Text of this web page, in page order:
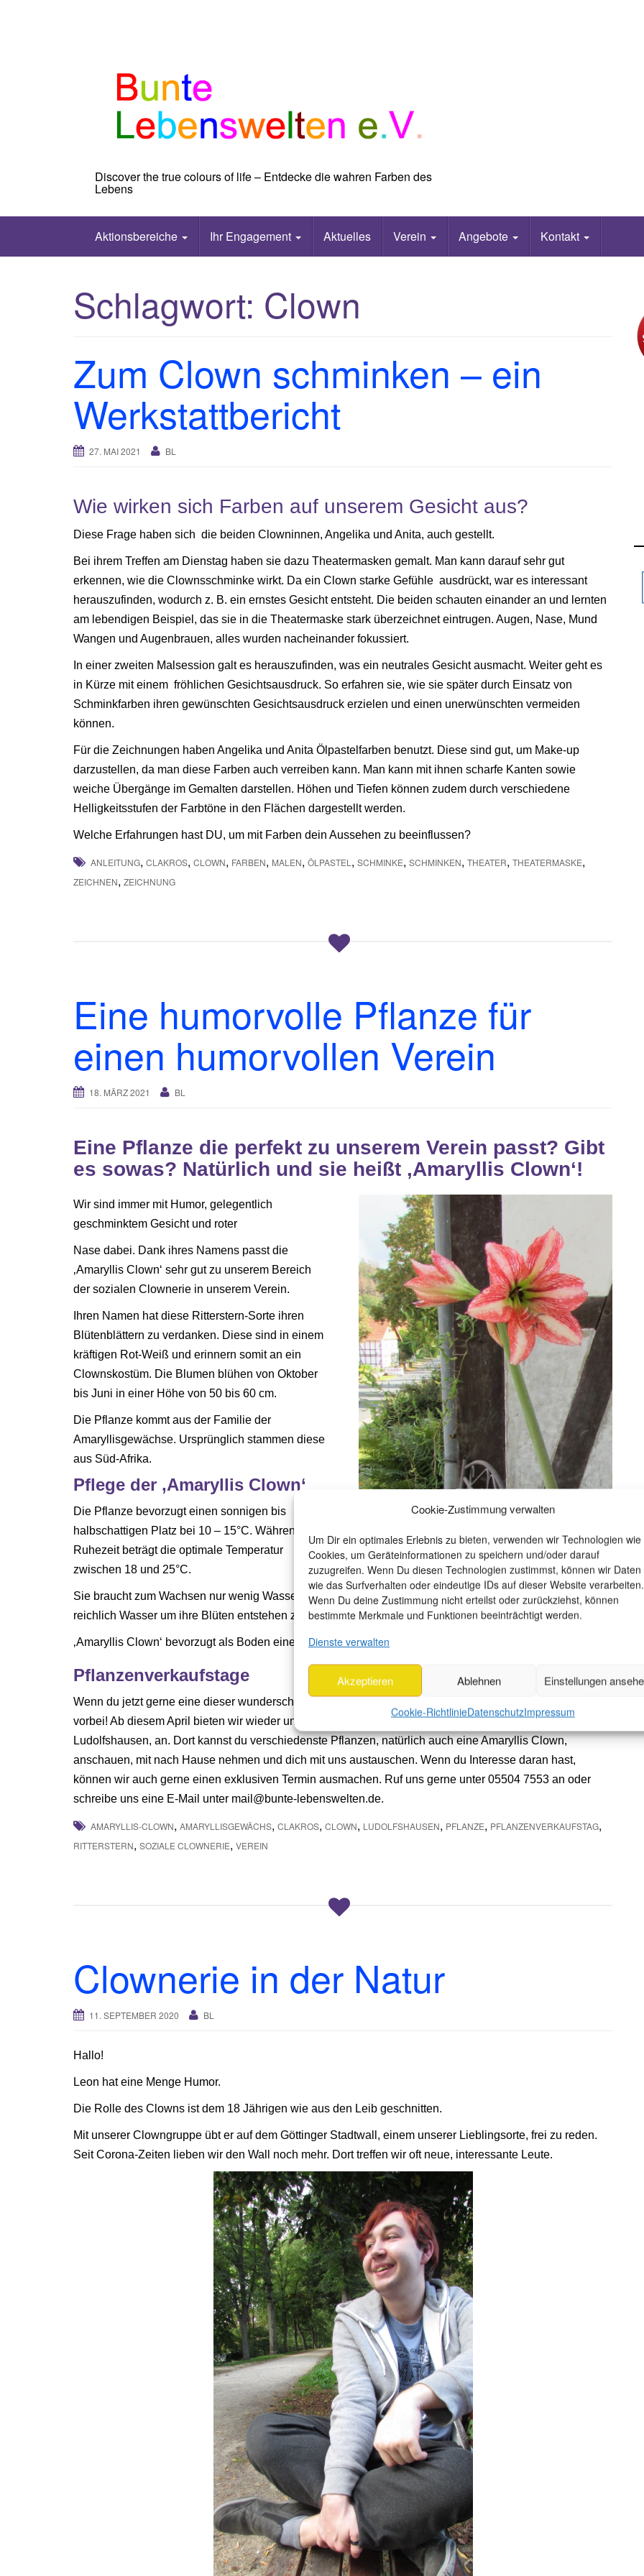
Cookie-Zustimmung verwalten
Um Dir ein optimales Erlebnis zu bieten, verwenden wir Technologien wie
Cookies, um Geräteinformationen zu speichern und/oder darauf
zuzugreifen. Wenn Du diesen Technologien zustimmst, können wir Daten
wie das Surfverhalten oder eindeutige IDs auf dieser Website verarbeiten.
Wenn Du deine Zustimmung nicht erteilst oder zurückziehst, können
bestimmte Merkmale und Funktionen beeinträchtigt werden.
Dienste verwalten
Akzeptieren Ablehnen Einstellungen
Cookie-RichtlinieDatenschutzImpressum
Discover the true colours of life – Entdecke die wahren Farben des
Lebens
Aktionsbereiche Ihr Engagement Aktuelles Verein Angebote Kontakt
Schlagwort: Clown
Zum Clown schminken – ein
Werkstattbericht
27. MAI 2021 BL
Wie wirken sich Farben auf unserem Gesicht aus?
Diese Frage haben sich die beiden Clowninnen, Angelika und Anita, auch gestellt.
Bei ihrem Treffen am Dienstag haben sie dazu Theatermasken gemalt. Man kann darauf sehr gut
erkennen, wie die Clownsschminke wirkt. Da ein Clown starke Gefühle ausdrückt, war es interessant
herauszufinden, wodurch z. B. ein ernstes Gesicht entsteht. Die beiden schauten einander an und lernten
am lebendigen Beispiel, das sie in die Theatermaske stark überzeichnet eintrugen. Augen, Nase, Mund
Wangen und Augenbrauen, alles wurden nacheinander fokussiert.
In einer zweiten Malsession galt es herauszufinden, was ein neutrales Gesicht ausmacht. Weiter geht es
in Kürze mit einem fröhlichen Gesichtsausdruck. So erfahren sie, wie sie später durch Einsatz von
Schminkfarben ihren gewünschten Gesichtsausdruck erzielen und einen unerwünschten vermeiden
können.
Für die Zeichnungen haben Angelika und Anita Ölpastelfarben benutzt. Diese sind gut, um Make-up
darzustellen, da man diese Farben auch verreiben kann. Man kann mit ihnen scharfe Kanten sowie
weiche Übergänge im Gemalten darstellen. Höhen und Tiefen können zudem durch verschiedene
Helligkeitsstufen der Farbtöne in den Flächen dargestellt werden.
Welche Erfahrungen hast DU, um mit Farben dein Aussehen zu beeinflussen?
ANLEITUNG, CLAKROS, CLOWN, FARBEN, MALEN, ÖLPASTEL , SCHMINKE, SCHMINKEN, THEATER, THEATERMASKE,
ZEICHNEN, ZEICHNUNG
Eine humorvolle Pflanze für
einen humorvollen Verein
18. MÄRZ 2021 BL
Eine Pflanze die perfekt zu unserem Verein passt? Gibt
es sowas? Natürlich und sie heißt ‚Amaryllis Clown‘!
Wir sind immer mit Humor, gelegentlich
geschminktem Gesicht und roter
Nase dabei. Dank ihres Namens passt die
‚Amaryllis Clown‘ sehr gut zu unserem Bereich
der sozialen Clownerie in unserem Verein.
Ihren Namen hat diese Ritterstern-Sorte ihren
Blütenblättern zu verdanken. Diese sind in einem
kräftigen Rot-Weiß und erinnern somit an ein
Clownskostüm. Die Blumen blühen von Oktober
bis Juni in einer Höhe von 50 bis 60 cm.
Die Pflanze kommt aus der Familie der
Amaryllisgewächse. Ursprünglich stammen diese
aus Süd-Afrika.
Pflege der ‚Amaryllis Clown‘
Die Pflanze bevorzugt einen sonnigen bis
halbschattigen Platz bei 10 – 15°C. Während der
Ruhezeit beträgt die optimale Temperatur
zwischen 18 und 25°C.
Sie braucht zum Wachsen nur wenig Wasser. Doch wenn sich eine Knospe zeigt, braucht die Pflanze
reichlich Wasser um ihre Blüten entstehen zu lassen.
‚Amaryllis Clown‘ bevorzugt als Boden einen gut durchlässigen und nährstoffhaltigen (besonders Humus).
Pflanzenverkaufstage
Wenn du jetzt gerne eine dieser wunderschönen Amaryllis haben willst, dann komm doch gerne bei uns
vorbei! Ab diesem April bieten wir wieder unseren Pflanzenverkaufstag an jedem 2. Samstag im Monat, in
Ludolfshausen, an. Dort kannst du verschiedenste Pflanzen, natürlich auch eine Amaryllis Clown,
anschauen, mit nach Hause nehmen und dich mit uns austauschen. Wenn du Interesse daran hast,
können wir auch gerne einen exklusiven Termin ausmachen. Ruf uns gerne unter 05504 7553 an oder
schreibe uns eine E-Mail unter mail@bunte-lebenswelten.de.
AMARYLLIS-CLOWN, AMARYLLISGEWÄCHS, CLAKROS, CLOWN, LUDOLFSHAUSEN, PFLANZE, PFLANZENVERKAUFSTAG,
RITTERSTERN, SOZIALE CLOWNERIE, VEREIN
Clownerie in der Natur
11. SEPTEMBER 2020 BL
Hallo!
Leon hat eine Menge Humor.
Die Rolle des Clowns ist dem 18 Jährigen wie aus den Leib geschnitten.
Mit unserer Clowngruppe übt er auf dem Göttinger Stadtwall, einem unserer Lieblingsorte, frei zu reden.
Seit Corona-Zeiten lieben wir den Wall noch mehr. Dort treffen wir oft neue, interessante Leute.